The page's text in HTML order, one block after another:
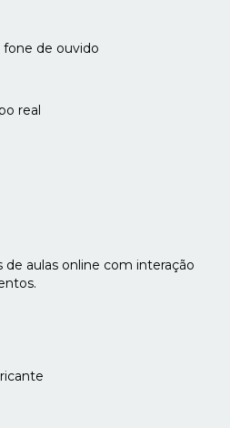
fone de ouvido
real
de aulas online com interação